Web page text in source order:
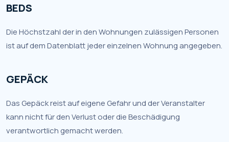
BEDS
Die Höchstzahl der in den Wohnungen zulässigen Personen
ist auf dem Datenblatt jeder einzelnen Wohnung angegeben.
GEPÄCK
Das Gepäck reist auf eigene Gefahr und der Veranstalter
kann nicht für den Verlust oder die Beschädigung
verantwortlich gemacht werden.